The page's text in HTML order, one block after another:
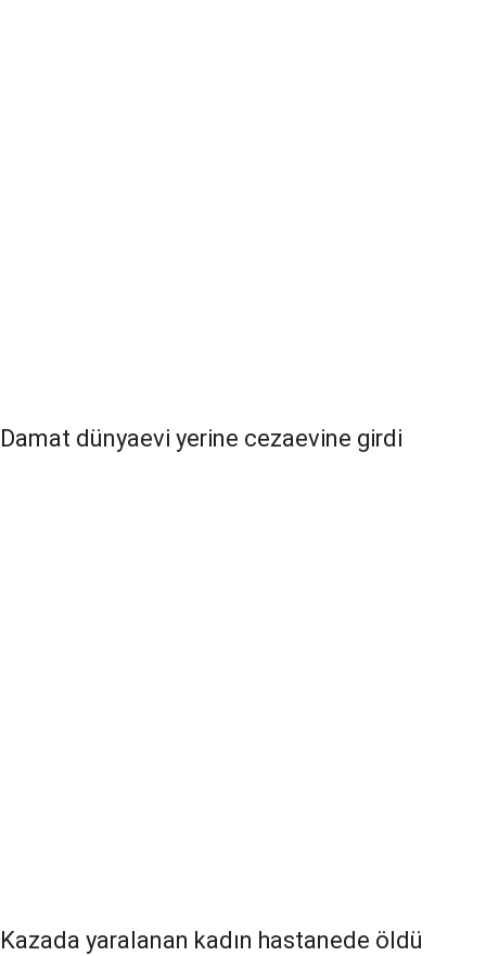
Damat dünyaevi yerine cezaevine girdi
Kazada yaralanan kadın hastanede öldü